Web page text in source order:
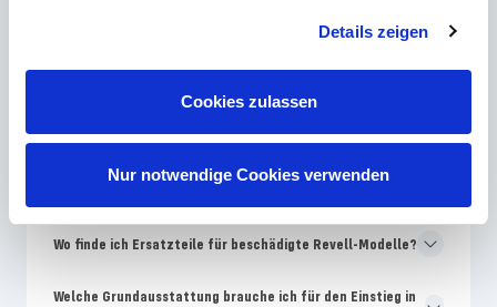
Details zeigen
Cookies zulassen
Nur notwendige Cookies verwenden
Wie oft bringt Revell neue Modellbausätze auf den
Warum sind Revell-Modelle teurer als No-Name-
Wo finde ich Ersatzteile für beschädigte Revell-Modelle?
Welche Grundausstattung brauche ich für den Einstieg in